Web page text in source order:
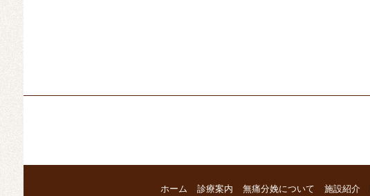
ホーム 診療案内 無痛分娩について 施設紹介